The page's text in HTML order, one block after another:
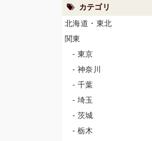
カテゴリ
北海道・東北
関東
- 東京
- 神奈川
- 千葉
- 埼玉
- 茨城
- 栃木